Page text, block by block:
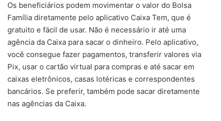
Os beneficiários podem movimentar o valor do Bolsa
Família diretamente pelo aplicativo Caixa Tem, que é
gratuito e fácil de usar. Não é necessário ir até uma
agência da Caixa para sacar o dinheiro. Pelo aplicativo,
você consegue fazer pagamentos, transferir valores via
Pix, usar o cartão virtual para compras e até sacar em
caixas eletrônicos, casas lotéricas e correspondentes
bancários. Se preferir, também pode sacar diretamente
nas agências da Caixa.